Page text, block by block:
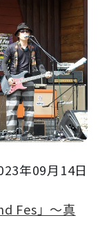
年09月14日
Fes」～真